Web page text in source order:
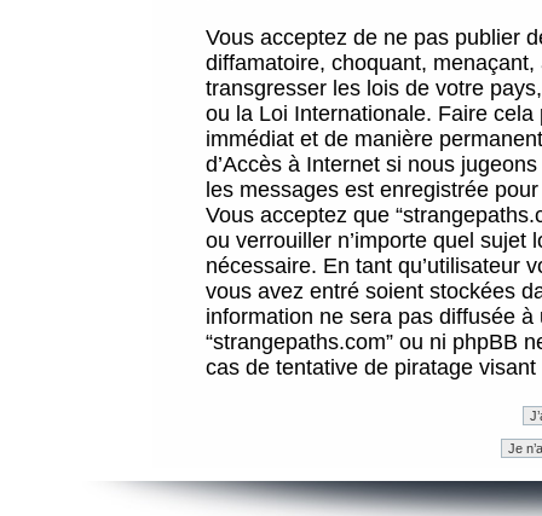
Vous acceptez de ne pas publier
diffamatoire, choquant,
transgresser les lois de votre
ou la Loi Internationale. Faire
immédiat et de manière
d’Accès à Internet si nous
les messages est enregistrée
Vous acceptez que
ou verrouiller n’importe quel sujet
nécessaire. En tant qu’utilisateur
vous avez entré soient stockées
information ne sera pas diffusée
“strangepaths.com” ou ni phpBB
cas de tentative de piratage